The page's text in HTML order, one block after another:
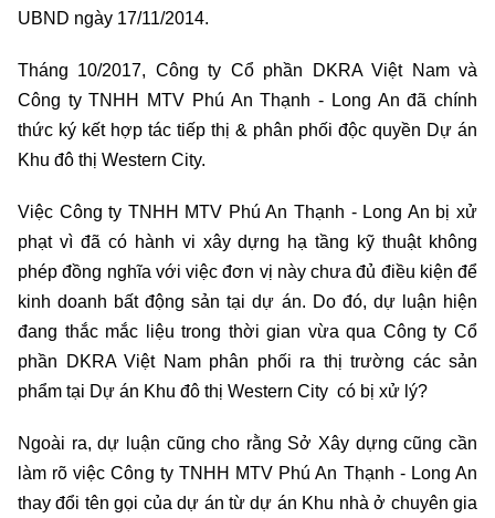
UBND ngày 17/11/2014.
Tháng 10/2017, Công ty Cổ phần DKRA Việt Nam và
Công ty TNHH MTV Phú An Thạnh - Long An đã chính
thức ký kết hợp tác tiếp thị & phân phối độc quyền Dự án
Khu đô thị Western City.
Việc Công ty TNHH MTV Phú An Thạnh - Long An bị xử
phạt vì đã có hành vi xây dựng hạ tầng kỹ thuật không
phép đồng nghĩa với việc đơn vị này chưa đủ điều kiện để
kinh doanh bất động sản tại dự án. Do đó, dự luận hiện
đang thắc mắc liệu trong thời gian vừa qua Công ty Cổ
phần DKRA Việt Nam phân phối ra thị trường các sản
phẩm tại Dự án Khu đô thị Western City có bị xử lý?
Ngoài ra, dự luận cũng cho rằng Sở Xây dựng cũng cần
làm rõ việc Công ty TNHH MTV Phú An Thạnh - Long An
thay đổi tên gọi của dự án từ dự án Khu nhà ở chuyên gia